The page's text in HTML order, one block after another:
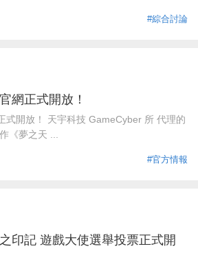
#綜合討論
網正式開放！
式開放！ 天宇科技 GameCyber 所 代理的
《夢之天 ...
#官方情報
印記 遊戲大使選舉投票正式開